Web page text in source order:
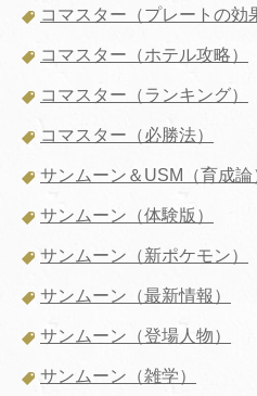
コマスター（プレートの効
コマスター（ホテル攻略）
コマスター（ランキング）
コマスター（必勝法）
サンムーン＆USM（育成論
サンムーン（体験版）
サンムーン（新ポケモン）
サンムーン（最新情報）
サンムーン（登場人物）
サンムーン（雑学）